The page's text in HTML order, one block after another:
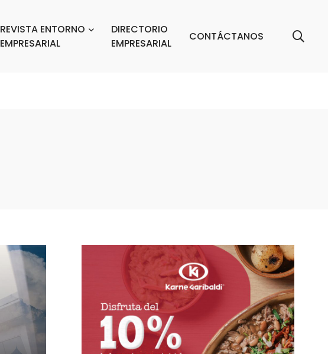
REVISTA ENTORNO
EMPRESARIAL
DIRECTORIO
EMPRESARIAL
CONTÁCTANOS